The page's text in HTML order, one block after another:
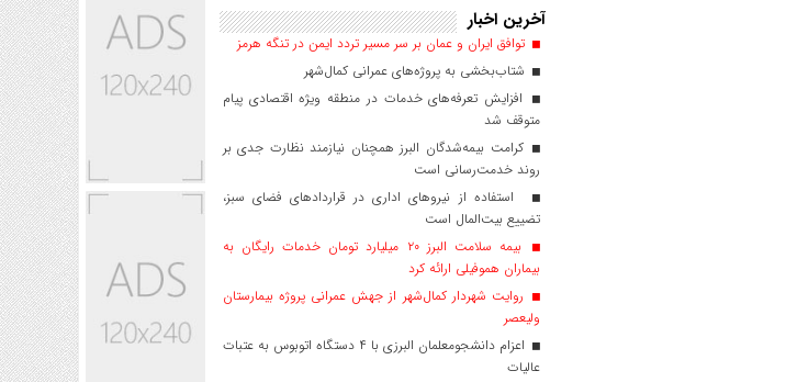
آخرین اخبار
توافق ایران و عمان بر سر مسیر تردد ایمن در تنگه هرمز
شتاب‌بخشی به پروژه‌های عمرانی کمال‌شهر
افزایش تعرفه‌های خدمات در منطقه ویژه اقتصادی پیام
متوقف شد
کرامت بیمه‌شدگان البرز همچنان نیازمند نظارت جدی بر
روند خدمت‌رسانی است
استفاده از نیروهای اداری در قراردادهای فضای سبز،
تضییع بیت‌المال است
بیمه سلامت البرز ۲۰ میلیارد تومان خدمات رایگان به
بیماران هموفیلی ارائه کرد
روایت شهردار کمال‌شهر از جهش عمرانی پروژه بیمارستان
ولیعصر
اعزام دانشجو‌معلمان البرزی با ۴ دستگاه اتوبوس به عتبات
عالیات